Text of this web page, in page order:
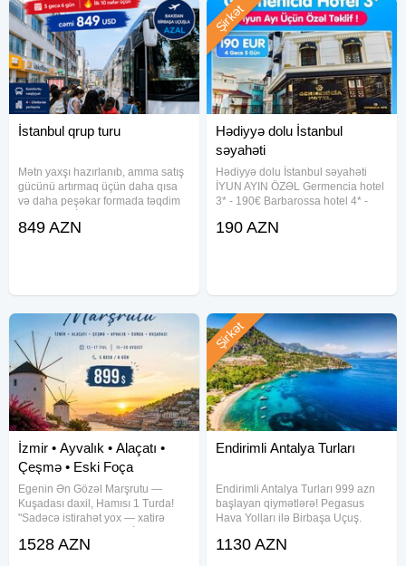
İstanbul qrup turu
Mətn yaxşı hazırlanıb, amma satış
gücünü artırmaq üçün daha qısa
və daha peşəkar formada təqdim
TURU Erkən rezervasiya başladı!
849 AZN
Hədiyyə dolu İstanbul
səyahəti
Hədiyyə dolu İstanbul səyahəti
İYUN AYIN ÖZƏL Germencia hotel
3* - 190€ Barbarossa hotel 4* -
Tura daxildir Oteldə gecələmə
Şirkət
190 AZN
İzmir • Ayvalık • Alaçatı •
Çeşmə • Eski Foça
Egenin Ən Gözəl Marşrutu —
Kuşadası daxil, Hamısı 1 Turda!
"Sadəcə istirahət yox — xatirə
Ayvalık • Cunda Adası • Alaçatı •
1528 AZN
Endirimli Antalya Turları
Endirimli Antalya Turları 999 azn
başlayan qiymətlərə! Pegasus
Hava Yolları ilə Birbaşa Uçuş.
02.09.2026 Oteldə qonaqlama :
Şirkət
1130 AZN